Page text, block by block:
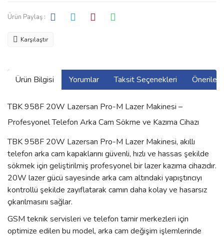
Ürün Paylaş :
Karşılaştır
Ürün Bilgisi Yorumlar Taksit Seçenekleri
TBK 958F 20W Lazersan Pro-M Lazer Makinesi –
Profesyonel Telefon Arka Cam Sökme ve Kazıma Cihazı
TBK 958F 20W Lazersan Pro-M Lazer Makinesi, akıllı
telefon arka cam kapaklarını güvenli, hızlı ve hassas şekilde
sökmek için geliştirilmiş profesyonel bir lazer kazıma cihazıdır.
20W lazer gücü sayesinde arka cam altındaki yapıştırıcıyı
kontrollü şekilde zayıflatarak camın daha kolay ve hasarsız
çıkarılmasını sağlar.
GSM teknik servisleri ve telefon tamir merkezleri için
optimize edilen bu model, arka cam değişim işlemlerinde